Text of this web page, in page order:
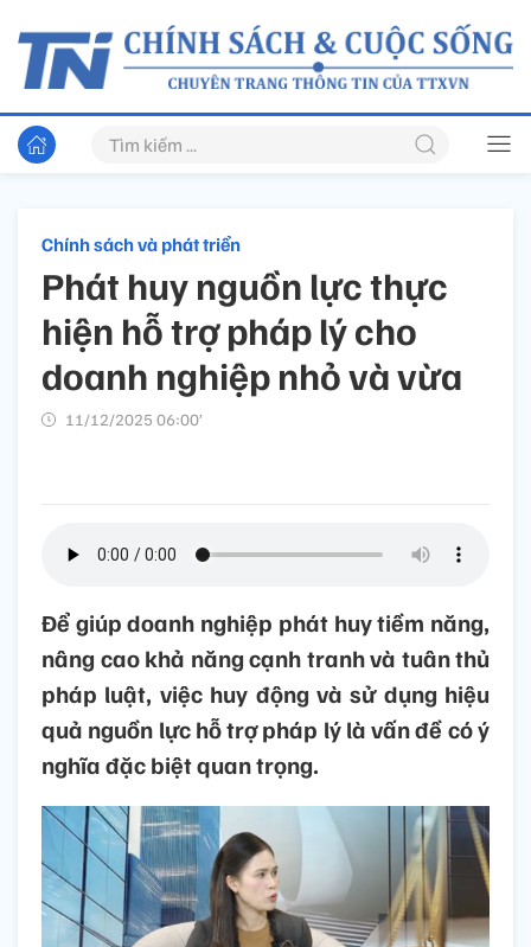
Chính sách và phát triển
Phát huy nguồn lực thực
hiện hỗ trợ pháp lý cho
doanh nghiệp nhỏ và vừa
11/12/2025 06:00’
Để giúp doanh nghiệp phát huy tiềm năng,
nâng cao khả năng cạnh tranh và tuân thủ
pháp luật, việc huy động và sử dụng hiệu
quả nguồn lực hỗ trợ pháp lý là vấn đề có ý
nghĩa đặc biệt quan trọng.